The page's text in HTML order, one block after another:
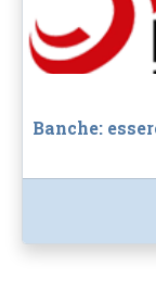
Banche: